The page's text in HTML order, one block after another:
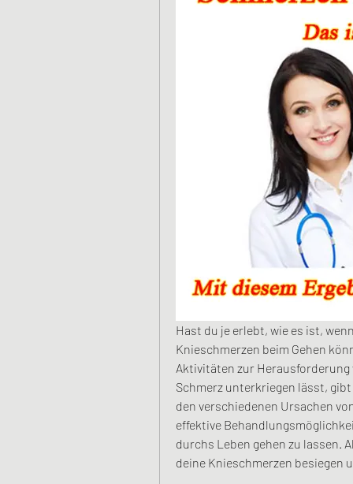
Hast du je erlebt, wie es ist,
Knieschmerzen beim Gehen
Aktivitäten zur Herausforderung
Schmerz unterkriegen lässt,
den verschiedenen Ursachen
effektive
durchs Leben gehen zu lassen.
deine Knieschmerzen besiegen